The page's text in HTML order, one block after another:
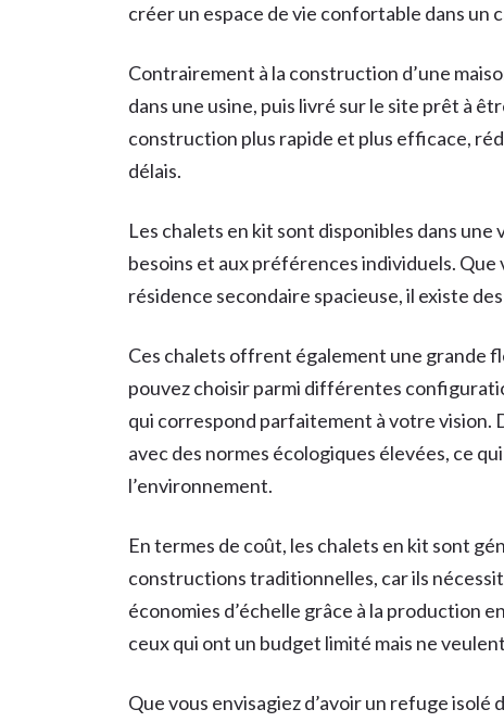
créer un espace de vie confortable dans un
Contrairement à la construction d’une
dans une usine, puis livré sur le site prêt à
construction plus rapide et plus efficace,
délais.
Les chalets en kit sont disponibles dans
besoins et aux préférences individuels.
résidence secondaire spacieuse, il existe
Ces chalets offrent également une grande
pouvez choisir parmi différentes
qui correspond parfaitement à votre vision.
avec des normes écologiques élevées, ce
l’environnement.
En termes de coût, les chalets en kit sont
constructions traditionnelles, car ils
économies d’échelle grâce à la production
ceux qui ont un budget limité mais ne
Que vous envisagiez d’avoir un refuge isolé